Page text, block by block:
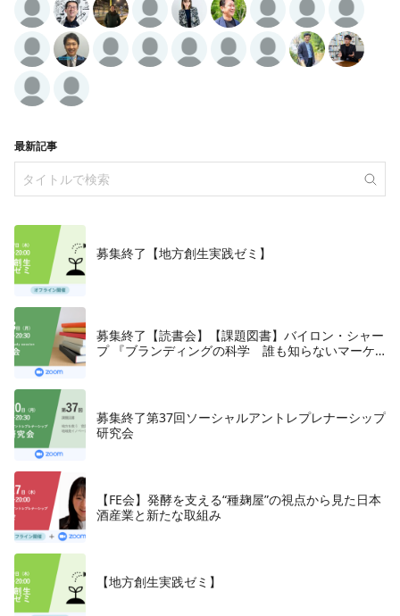
最新記事
募集終了【地方創生実践ゼミ】
募集終了【読書会】【課題図書】バイロン・シャー
プ 『ブランディングの科学 誰も知らないマーケ
募集終了第37回ソーシャルアントレプレナーシップ
研究会
【FE会】発酵を支える“種麹屋”の視点から見た日本
酒産業と新たな取組み
【地方創生実践ゼミ】